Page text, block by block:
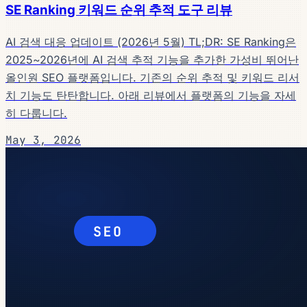
SE Ranking 키워드 순위 추적 도구 리뷰
AI 검색 대응 업데이트 (2026년 5월) TL;DR: SE Ranking은
2025~2026년에 AI 검색 추적 기능을 추가한 가성비 뛰어난
올인원 SEO 플랫폼입니다. 기존의 순위 추적 및 키워드 리서
치 기능도 탄탄합니다. 아래 리뷰에서 플랫폼의 기능을 자세
히 다룹니다.
May 3, 2026